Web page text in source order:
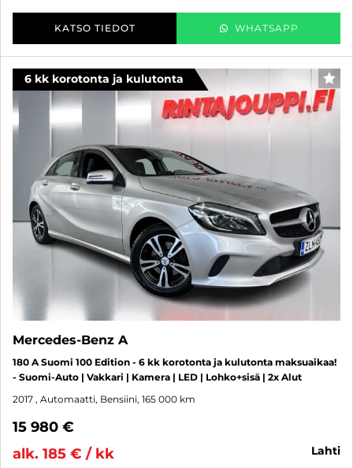
KATSO TIEDOT WHATSAPP
6 kk korotonta ja kulutonta
Mercedes-Benz A
180 A Suomi 100 Edition - 6 kk korotonta ja kulutonta maksuaikaa!
- Suomi-Auto | Vakkari | Kamera | LED | Lohko+sisä | 2x Alut
2017 , Automaatti, Bensiini, 165 000 km
15 980 €
alk. 185 € / kk
lahti